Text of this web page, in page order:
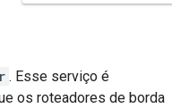
. Esse serviço é
os roteadores de borda